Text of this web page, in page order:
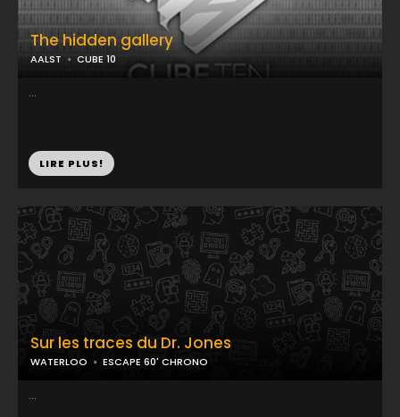
The hidden gallery
AALST CUBE 10
...
LIRE PLUS!
Sur les traces du Dr. Jones
WATERLOO ESCAPE 60' CHRONO
...